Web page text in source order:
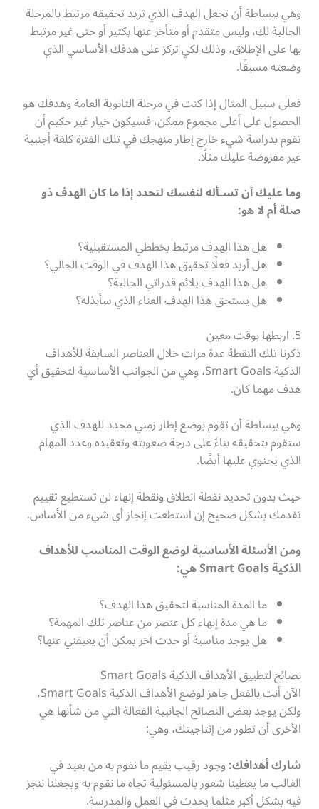
وهي ببساطة أن تجعل الهدف الذي تريد تحقيقه مرتبط بالمرحلة
الحالية لك، وليس متقدم أو متأخر عنها بكثير أو حتى غير مرتبط
بها على الإطلاق، وذلك لكي تركز على هدفك الأساسي الذي
وضعته مسبقًا.
فعلى سبيل المثال إذا كنت في مرحلة الثانوية العامة وهدفك هو
الحصول على أعلى مجموع ممكن، فسيكون خيار غير حكيم أن
تقوم بدراسة شيء خارج إطار منهجك في تلك الفترة كلغة أجنبية
غير مفروضة عليك مثلًا.
وما عليك أن تسـأله لنفسك لتحدد إذا ما كان الهدف ذو
صلة أم لا هو:
هل هذا الهدف مرتبط بخططي المستقبلية؟
هل أريد فعلًا تحقيق هذا الهدف في الوقت الحالي؟
هل هذا الهدف يلائم قدراتي الحالية؟
هل يستحق هذا الهدف العناء الذي سأبذله؟
5. اربطها بوقت معين
ذكرنا تلك النقطة عدة مرات خلال العناصر السابقة للأهداف
الذكية Smart Goals، وهي من الجوانب الأساسية لتحقيق أي
هدف مهما كان.
وهي ببساطة أن تقوم بوضع إطار زمني محدد للهدف الذي
ستقوم بتحقيقه بناءً على درجة صعوبته وتعقيده وعدد المهام
الذي يحتوي عليها أيضًا.
حيث بدون تحديد نقطة انطلاق ونقطة إنهاء لن تستطيع تقييم
تقدمك بشكل صحيح إن استطعت إنجاز أي شيء من الأساس.
ومن الأسئلة الأساسية لوضع الوقت المناسب للأهداف
الذكية Smart Goals هي:
ما المدة المناسبة لتحقيق هذا الهدف؟
ما هي مدة إنهاء كل عنصر من عناصر تلك المهمة؟
هل يوجد مناسبة أو حدث آخر يمكن أن يعيقني عنها؟
نصائح لتطبيق الأهداف الذكية Smart Goals
الآن أنت بالفعل جاهز لوضع الأهداف الذكية Smart Goals،
ولكن يوجد بعض النصائح الجانبية الفعالة التي من شأنها هي
الأخرى أن تطور من إنتاجيتك، وهي:
شارك أهدافك:وجود رقيب يقيم ما نقوم به من بعيد في
الغالب ما يعطينا شعور بالمسئولية تجاه ما نقوم به ويجعلنا ننجز
فيه بشكل أكبر مثلما يحدث في العمل والمدرسة.